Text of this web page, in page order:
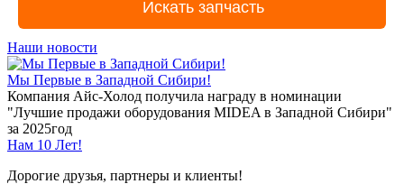
Наши новости
Мы Первые в Западной Сибири!
Компания Айс-Холод получила награду в номинации
"Лучшие продажи оборудования MIDEA в Западной Сибири"
за 2025год
Нам 10 Лет!
Дорогие друзья, партнеры и клиенты!